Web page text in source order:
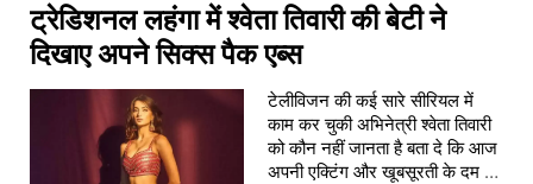
ट्रेडिशनल लहंगा में श्वेता तिवारी की बेटी ने
दिखाए अपने सिक्स पैक एब्स
टेलीविजन की कई सारे सीरियल में
काम कर चुकी अभिनेत्री श्वेता तिवारी
को कौन नहीं जानता है बता दे कि आज
अपनी एक्टिंग और खूबसूरती के दम पर